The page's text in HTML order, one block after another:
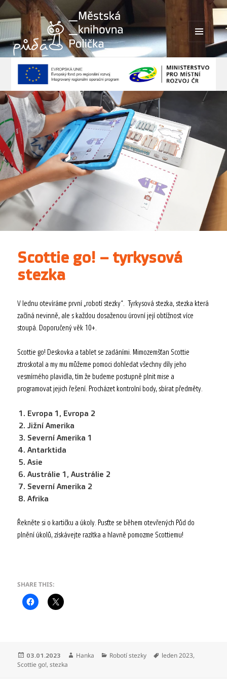
MENU
WIDGETY
Scottie go! – tyrkysová
stezka
V lednu otevíráme první „robotí stezky“. Tyrkysová stezka, stezka která
začíná nevinně, ale s každou dosaženou úrovní její obtížnost více
stoupá. Doporučený věk 10+.
Scottie go! Deskovka a tablet se zadáními. Mimozemšťan Scottie
ztroskotal a my mu můžeme pomoci dohledat všechny díly jeho
vesmírného plavidla, tím že budeme postupně plnit mise a
programovat jejich řešení. Procházet kontrolní body, sbírat předměty.
Evropa 1, Evropa 2
Jižní Amerika
Severní Amerika 1
Antarktida
Asie
Austrálie 1, Austrálie 2
Severní Amerika 2
Afrika
Řekněte si o kartičku a úkoly. Pusťte se během otevřených Půd do
plnění úkolů, získávejte razítka a hlavně pomozme Scottiemu!
SHARE THIS:
Publikováno:
03.01.2023 Autor:
Hanka Rubriky:
Robotí stezky Štítky:
leden 2023,
Scottie go!,stezka